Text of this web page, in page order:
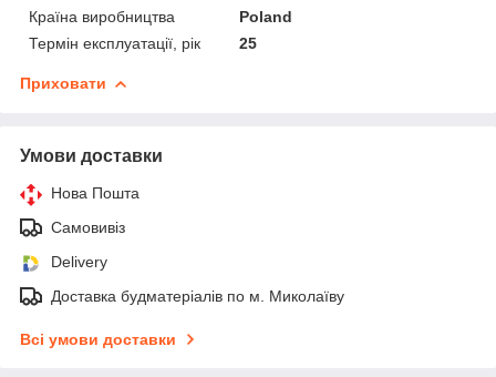
Країна виробництва
Poland
Термін експлуатації, рік
25
Приховати
Умови доставки
Нова Пошта
Самовивіз
Delivery
Доставка будматеріалів по м. Миколаїву
Всі умови доставки